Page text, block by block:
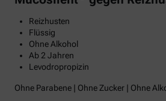
Reizhusten
Flüssig
Ohne Alkohol
Ab 2 Jahren
Levodropropizin
Ohne Parabene | Ohne Zucker | Ohne